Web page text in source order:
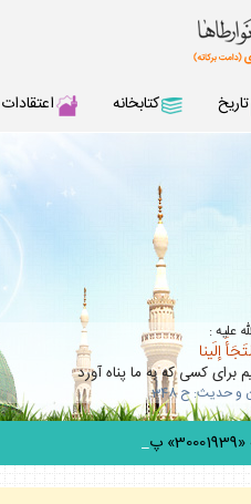
تاريخ كتابخانه اعتقادات
عليه :
إلَينا
براى كسى كه به ما پناه آورد
حديث: ح 348